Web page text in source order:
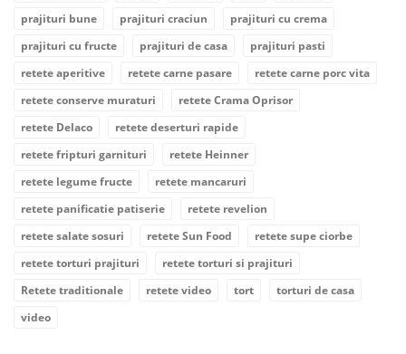
prajituri bune
prajituri craciun
prajituri cu crema
prajituri cu fructe
prajituri de casa
prajituri pasti
retete aperitive
retete carne pasare
retete carne porc vita
retete conserve muraturi
retete Crama Oprisor
retete Delaco
retete deserturi rapide
retete fripturi garnituri
retete Heinner
retete legume fructe
retete mancaruri
retete panificatie patiserie
retete revelion
retete salate sosuri
retete Sun Food
retete supe ciorbe
retete torturi prajituri
retete torturi si prajituri
Retete traditionale
retete video tort
torturi de casa
video